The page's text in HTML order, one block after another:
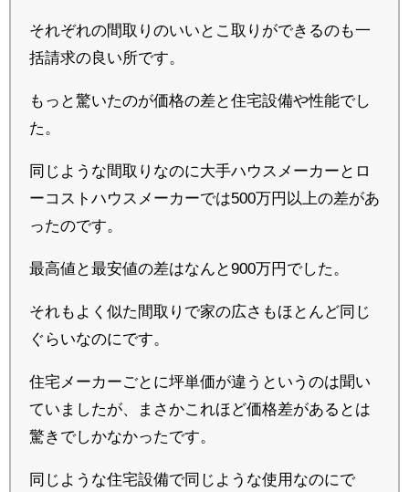
それぞれの間取りのいいとこ取りができるのも一
括請求の良い所です。
もっと驚いたのが価格の差と住宅設備や性能でし
た。
同じような間取りなのに大手ハウスメーカーとロ
ーコストハウスメーカーでは500万円以上の差があ
ったのです。
最高値と最安値の差はなんと900万円でした。
それもよく似た間取りで家の広さもほとんど同じ
ぐらいなのにです。
住宅メーカーごとに坪単価が違うというのは聞い
ていましたが、まさかこれほど価格差があるとは
驚きでしかなかったです。
同じような住宅設備で同じような使用なのにで